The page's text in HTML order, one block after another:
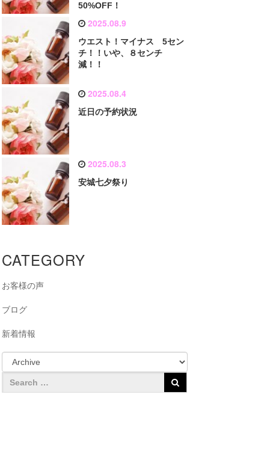
50%OFF！
2025.08.9
ウエスト！マイナス 5セン
チ！！いや、８センチ
減！！
2025.08.4
近日の予約状況
2025.08.3
安城七夕祭り
CATEGORY
お客様の声
ブログ
新着情報